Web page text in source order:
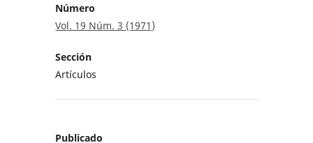
Número
Vol. 19 Núm. 3 (1971)
Sección
Artículos
Publicado